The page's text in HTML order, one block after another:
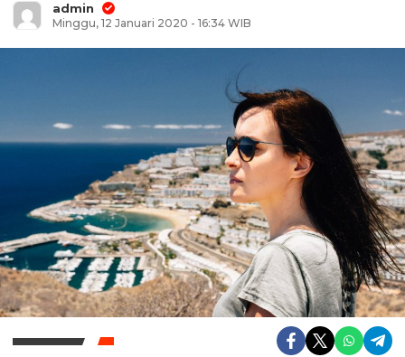
admin
Minggu, 12 Januari 2020 - 16:34 WIB